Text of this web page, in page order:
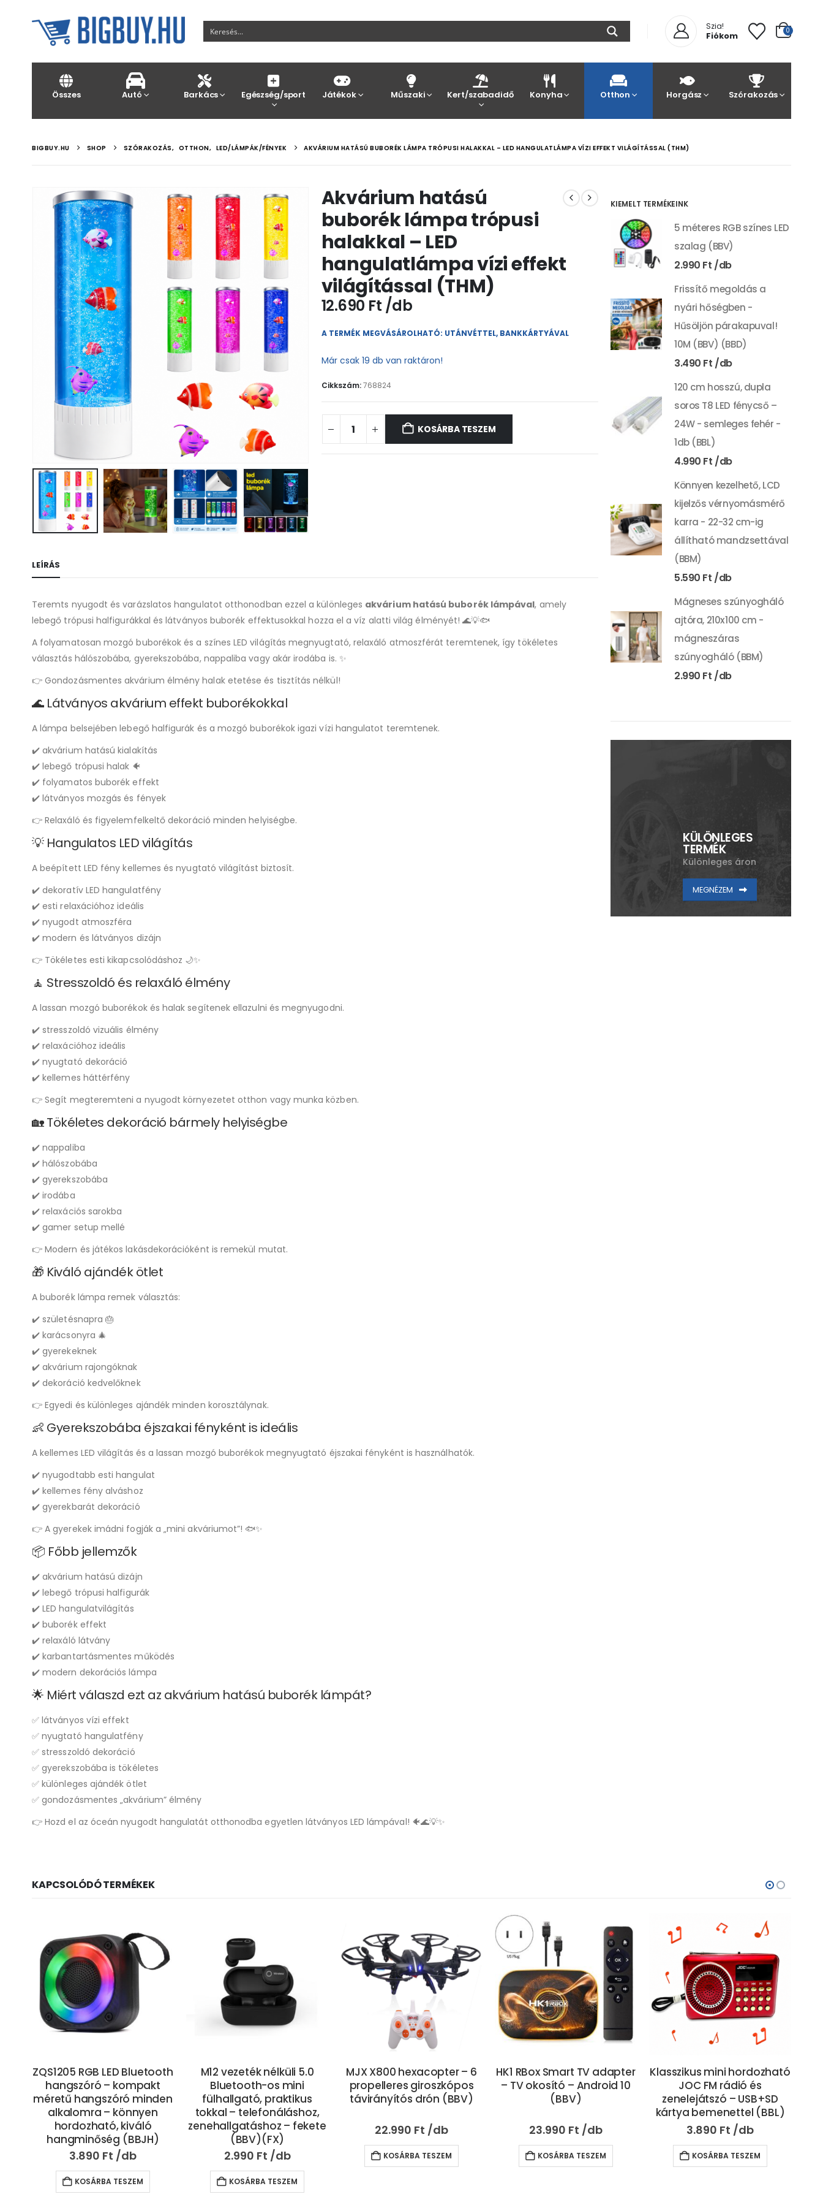
Szia!
Fiókom 0
Összes Autó Barkács Egészség/sport Játékok Műszaki Kert/szabadidő Konyha Otthon Horgász Szórakozás
BIGBUY.HU SHOP SZÓRAKOZÁS, OTTHON, LED/LÁMPÁK/FÉNYEK AKVÁRIUM HATÁSÚ BUBORÉK LÁMPA TRÓPUSI HALAKKAL – LED HANGULATLÁMPA VÍZI EFFEKT VILÁGÍTÁSSAL (THM)
Akvárium hatású
buborék lámpa trópusi
halakkal – LED
hangulatlámpa vízi effekt
világítással (THM)
12.690 Ft
A TERMÉK MEGVÁSÁROLHATÓ: UTÁNVÉTTEL, BANKKÁRTYÁVAL
Már csak 19 db van raktáron!
Cikkszám:768824
KOSÁRBA TESZEM
LEÍRÁS
Teremts nyugodt és varázslatos hangulatot otthonodban ezzel a különleges akvárium hatású buborék lámpával, amely
lebegő trópusi halfigurákkal és látványos buborék effektusokkal hozza el a víz alatti világ élményét! 🌊💡🐟
A folyamatosan mozgó buborékok és a színes LED világítás megnyugtató, relaxáló atmoszférát teremtenek, így tökéletes
választás hálószobába, gyerekszobába, nappaliba vagy akár irodába is. ✨
👉 Gondozásmentes akvárium élmény halak etetése és tisztítás nélkül!
🌊 Látványos akvárium effekt buborékokkal
A lámpa belsejében lebegő halfigurák és a mozgó buborékok igazi vízi hangulatot teremtenek.
✔️ akvárium hatású kialakítás
✔️ lebegő trópusi halak 🐠
✔️ folyamatos buborék effekt
✔️ látványos mozgás és fények
👉 Relaxáló és figyelemfelkeltő dekoráció minden helyiségbe.
💡 Hangulatos LED világítás
A beépített LED fény kellemes és nyugtató világítást biztosít.
✔️ dekoratív LED hangulatfény
✔️ esti relaxációhoz ideális
✔️ nyugodt atmoszféra
✔️ modern és látványos dizájn
👉 Tökéletes esti kikapcsolódáshoz 🌙✨
🧘 Stresszoldó és relaxáló élmény
A lassan mozgó buborékok és halak segítenek ellazulni és megnyugodni.
✔️ stresszoldó vizuális élmény
✔️ relaxációhoz ideális
✔️ nyugtató dekoráció
✔️ kellemes háttérfény
👉 Segít megteremteni a nyugodt környezetet otthon vagy munka közben.
🏡 Tökéletes dekoráció bármely helyiségbe
✔️ nappaliba
✔️ hálószobába
✔️ gyerekszobába
✔️ irodába
✔️ relaxációs sarokba
✔️ gamer setup mellé
👉 Modern és játékos lakásdekorációként is remekül mutat.
🎁 Kiváló ajándék ötlet
A buborék lámpa remek választás:
✔️ születésnapra 🎂
✔️ karácsonyra 🎄
✔️ gyerekeknek
✔️ akvárium rajongóknak
✔️ dekoráció kedvelőknek
👉 Egyedi és különleges ajándék minden korosztálynak.
👶 Gyerekszobába éjszakai fényként is ideális
A kellemes LED világítás és a lassan mozgó buborékok megnyugtató éjszakai fényként is használhatók.
✔️ nyugodtabb esti hangulat
✔️ kellemes fény alváshoz
✔️ gyerekbarát dekoráció
👉 A gyerekek imádni fogják a „mini akváriumot”! 🐟✨
📦 Főbb jellemzők
✔️ akvárium hatású dizájn
✔️ lebegő trópusi halfigurák
✔️ LED hangulatvilágítás
✔️ buborék effekt
✔️ relaxáló látvány
✔️ karbantartásmentes működés
✔️ modern dekorációs lámpa
🌟 Miért válaszd ezt az akvárium hatású buborék lámpát?
✅ látványos vízi effekt
✅ nyugtató hangulatfény
✅ stresszoldó dekoráció
✅ gyerekszobába is tökéletes
✅ különleges ajándék ötlet
✅ gondozásmentes „akvárium” élmény
👉 Hozd el az óceán nyugodt hangulatát otthonodba egyetlen látványos LED lámpával! 🐠🌊💡✨
KIEMELT TERMÉKEINK
5 méteres RGB színes LED
szalag (BBV)
2.990 Ft
Frissítő megoldás a
nyári hőségben -
Hűsöljön párakapuval!
10M (BBV) (BBD)
3.490 Ft
120 cm hosszú, dupla
soros T8 LED fénycső –
24W - semleges fehér -
1db (BBL)
4.990 Ft
Könnyen kezelhető, LCD
kijelzős vérnyomásmérő
karra - 22-32 cm-ig
állítható mandzsettával
(BBM)
5.590 Ft
Mágneses szúnyogháló
ajtóra, 210x100 cm -
mágneszáras
szúnyogháló (BBM)
2.990 Ft
KÜLÖNLEGES
TERMÉK
Különleges áron
MEGNÉZEM
KAPCSOLÓDÓ TERMÉKEK
ZQS1205 RGB LED Bluetooth
hangszóró – kompakt
méretű hangszóró minden
alkalomra – könnyen
hordozható, kiváló
hangminőség (BBJH)
3.890 Ft
KOSÁRBA TESZEM
M12 vezeték nélküli 5.0
Bluetooth-os mini
fülhallgató, praktikus
tokkal – telefonáláshoz,
zenehallgatáshoz – fekete
(BBV)(FX)
2.990 Ft
KOSÁRBA TESZEM
MJX X800 hexacopter – 6
propelleres giroszkópos
távirányítós drón (BBV)
22.990 Ft
KOSÁRBA TESZEM
HK1 RBox Smart TV adapter
– TV okosító – Android 10
(BBV)
23.990 Ft
KOSÁRBA TESZEM
Klasszikus mini hordozható
JOC FM rádió és
zenelejátszó – USB+SD
kártya bemenettel (BBL)
3.890 Ft
KOSÁRBA TESZEM